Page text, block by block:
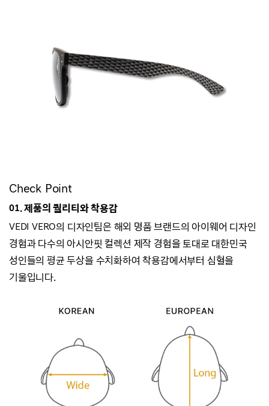
Check Point
01. 제품의 퀄리티와 착용감
VEDI VERO의 디자인팀은 해외 명품 브랜드의 아이웨어 디자인
경험과 다수의 아시안핏 컬렉션 제작 경험을 토대로 대한민국
성인들의 평균 두상을 수치화하여착용감에서부터 심혈을
기울입니다.